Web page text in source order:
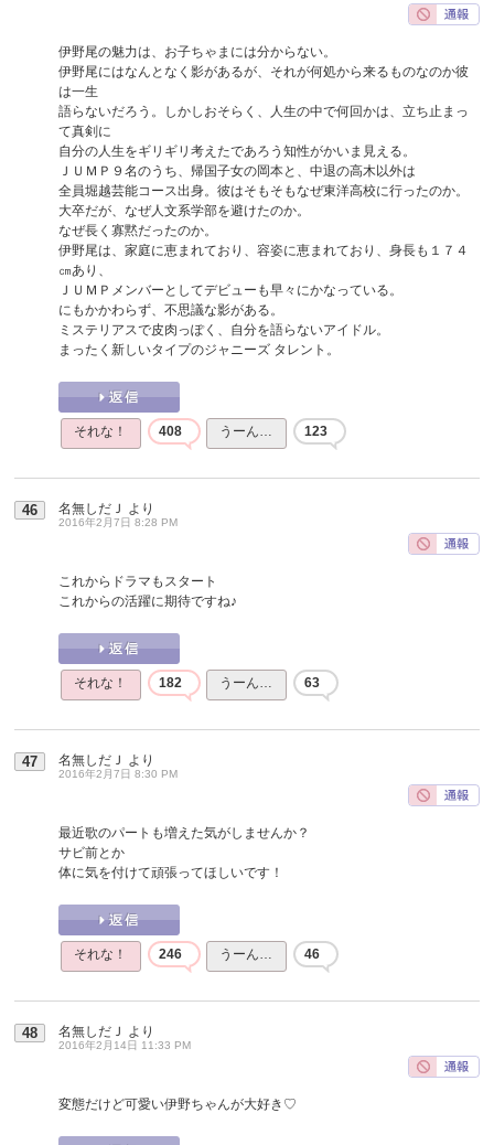
伊野尾の魅力は、お子ちゃまには分からない。
伊野尾にはなんとなく影があるが、それが何処から来るものなのか彼
は一生
語らないだろう。しかしおそらく、人生の中で何回かは、立ち止まっ
て真剣に
自分の人生をギリギリ考えたであろう知性がかいま見える。
ＪＵＭＰ９名のうち、帰国子女の岡本と、中退の高木以外は
全員堀越芸能コース出身。彼はそもそもなぜ東洋高校に行ったのか。
大卒だが、なぜ人文系学部を避けたのか。
なぜ長く寡黙だったのか。
伊野尾は、家庭に恵まれており、容姿に恵まれており、身長も１７４
㎝あり、
ＪＵＭＰメンバーとしてデビューも早々にかなっている。
にもかかわらず、不思議な影がある。
ミステリアスで皮肉っぽく、自分を語らないアイドル。
まったく新しいタイプのジャニーズ タレント。
それな！ 408 うーん… 123
46 名無しだＪ より
2016年2月7日 8:28 PM
これからドラマもスタート
これからの活躍に期待ですね♪
それな！ 182 うーん… 63
47 名無しだＪ より
2016年2月7日 8:30 PM
最近歌のパートも増えた気がしませんか？
サビ前とか
体に気を付けて頑張ってほしいです！
それな！ 246 うーん… 46
48 名無しだＪ より
2016年2月14日 11:33 PM
変態だけど可愛い伊野ちゃんが大好き♡